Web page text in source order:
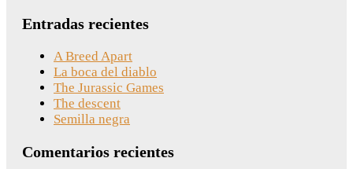
Entradas recientes
A Breed Apart
La boca del diablo
The Jurassic Games
The descent
Semilla negra
Comentarios recientes